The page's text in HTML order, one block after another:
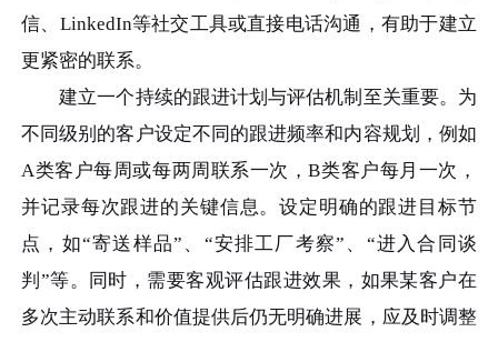
信、LinkedIn等社交工具或直接电话沟通，有助于建立
更紧密的联系。
建立一个持续的跟进计划与评估机制至关重要。为
不同级别的客户设定不同的跟进频率和内容规划，例如
A类客户每周或每两周联系一次，B类客户每月一次，
并记录每次跟进的关键信息。设定明确的跟进目标节
点，如“寄送样品”、“安排工厂考察”、“进入合同谈
判”等。同时，需要客观评估跟进效果，如果某客户在
多次主动联系和价值提供后仍无明确进展，应及时调整